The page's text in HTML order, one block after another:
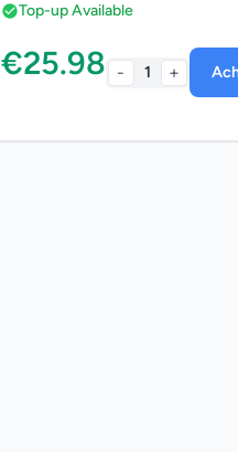
Top-up Available
€25.98 - 1 +